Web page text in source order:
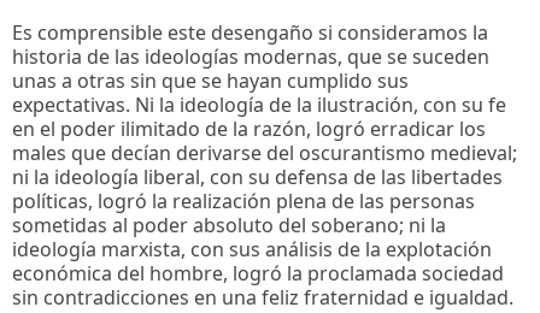
Es comprensible este desengaño si consideramos la
historia de las ideologías modernas, que se suceden
unas a otras sin que se hayan cumplido sus
expectativas. Ni la ideología de la ilustración, con su fe
en el poder ilimitado de la razón, logró erradicar los
males que decían derivarse del oscurantismo medieval;
ni la ideología liberal, con su defensa de las libertades
políticas, logró la realización plena de las personas
sometidas al poder absoluto del soberano; ni la
ideología marxista, con sus análisis de la explotación
económica del hombre, logró la proclamada sociedad
sin contradicciones en una feliz fraternidad e igualdad.